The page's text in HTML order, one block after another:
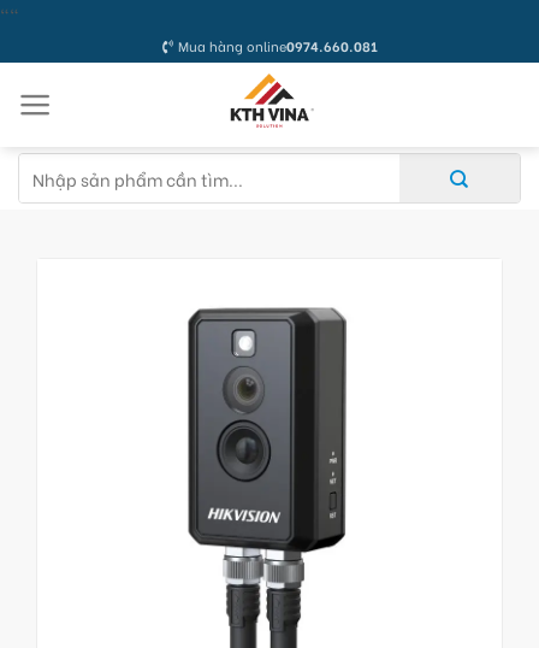
""
content
Mua hàng online0974.660.081
kiếm: